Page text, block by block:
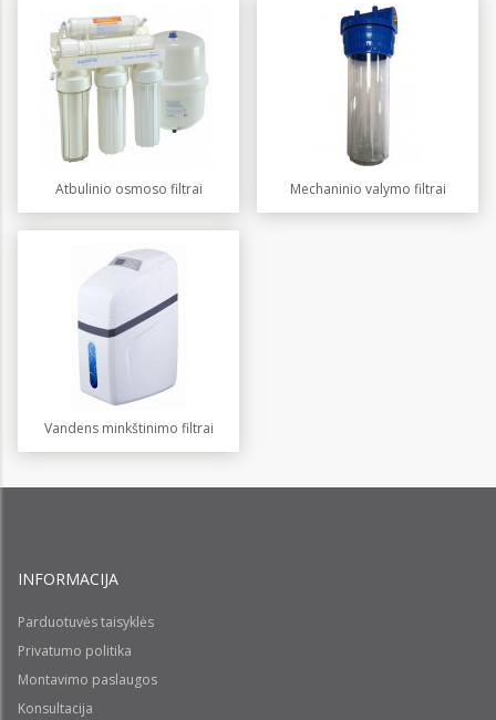
Atbulinio osmoso filtrai Mechaninio valymo filtrai
Vandens minkštinimo filtrai
INFORMACIJA
Parduotuvės taisyklės
Privatumo politika
Montavimo paslaugos
Konsultacija